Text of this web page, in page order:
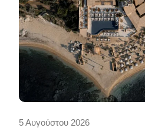
5 Αυγούστου 2026